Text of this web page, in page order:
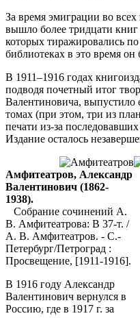
За время эмиграции во всех
вышло более тридцати
которых тиражировались по
библиотеках в это время
В 1911–1916 годах
подводя почетный итог
Валентиновича, выпустило
томах (при этом, три из
печати из-за
Издание осталось
Амфитеатров, Александр
Валентинович (1862-
1938).
Собрание сочинений А.
В. Амфитеатрова: В 37-т. /
А. В. Амфитеатров. - С.-
Петербург/Петроград :
Просвещение, [1911-1916].
В 1916 году Александр
Валентинович вернулся в
Россию, где в 1917 г. за